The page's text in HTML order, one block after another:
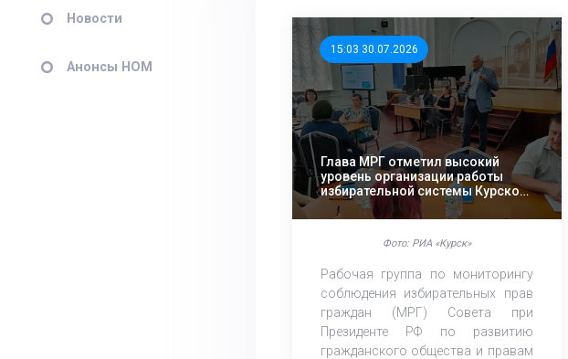
Новости
Анонсы НОМ
15:03 30.07.2026
Глава МРГ отметил высокий
уровень организации работы
избирательной системы Курской
области
Фото: РИА «Курск»
Рабочая группа по мониторингу
соблюдения избирательных прав
граждан (МРГ) Совета при
Президенте РФ по развитию
гражданского общества и правам